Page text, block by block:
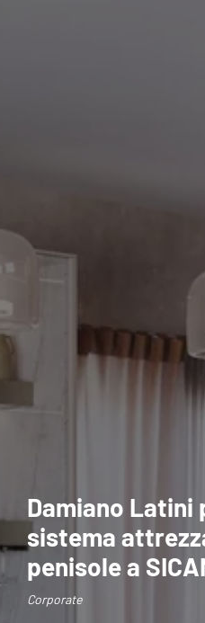
Damiano Latini
sistema
penisole a
Corporate